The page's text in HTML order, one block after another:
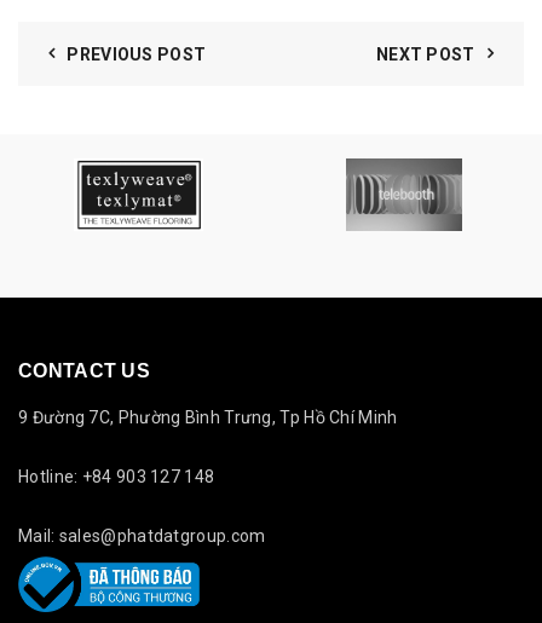
PREVIOUS POST NEXT POST
CONTACT US
9 Đường 7C, Phường Bình Trưng, Tp Hồ Chí Minh
Hotline: +84 903 127 148
Mail: sales@phatdatgroup.com